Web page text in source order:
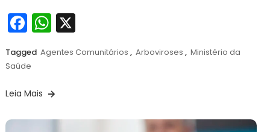
Facebook
WhatsApp
X
Tagged Agentes Comunitários , Arboviroses , Ministério da
Saúde
Leia Mais